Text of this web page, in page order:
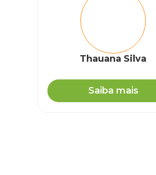
Thauana Silva
Saiba mais